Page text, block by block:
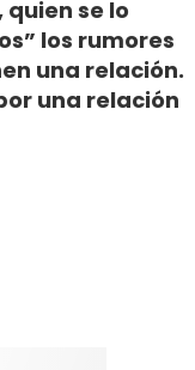
se lo
los rumores
una relación.
una relación